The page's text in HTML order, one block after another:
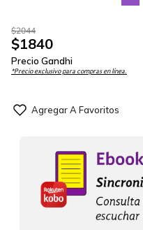
$2044
$1840
Precio Gandhi
*Precio exclusivo para compras en línea.